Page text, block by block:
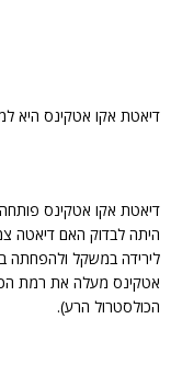
דיאטת אקו אטקינס היא
דיאטת אקו אטקינס
היתה לבדוק האם דיאטה
לירידה במשקל ולהפחתה
אטקינס מעלה את רמת
הכולסטרול הרע).